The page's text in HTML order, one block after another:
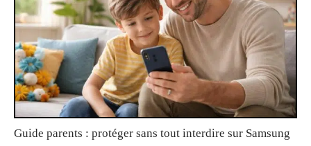
Guide parents : protéger sans tout interdire sur Samsung